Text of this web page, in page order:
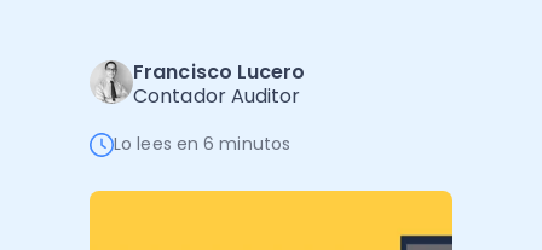
Administración Empresarial
Software Factura y Administración
Autores
Francisco Lucero
Contador Auditor
Lo lees en 6 minutos